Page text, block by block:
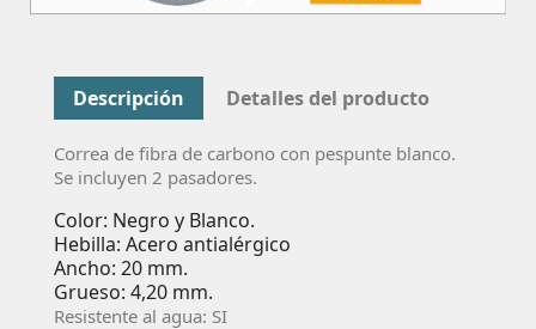
Descripción Detalles del producto
Correa de fibra de carbono con pespunte blanco.
Se incluyen 2 pasadores.
Color: Negro y Blanco.
Hebilla: Acero antialérgico
Ancho: 20 mm.
Grueso: 4,20 mm.
Resistente al agua: SI